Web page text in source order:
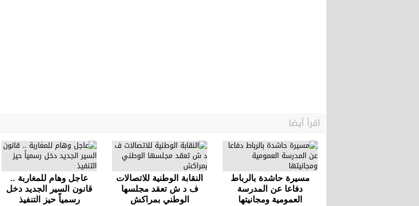
اقرأ أيضا
مسيرة حاشدة بالرباط
دفاعا عن المدرسة
العمومية ومجانيتها
النقابة الوطنية للاتصالات
ف د ش تعقد مجلسها
الوطني بمراكش
عاجل وهام للمغاربة ..
قانون السير الجديد دخل
رسمياً حيز التنفيذ